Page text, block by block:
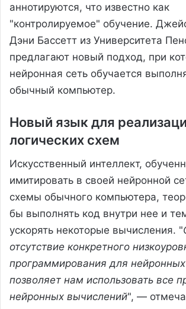
аннотируются, что известно как
"контролируемое" обучение.
Дэни Бассетт из Университета
предлагают новый подход, при
нейронная сеть обучается
обычный компьютер.
Новый язык для
логических схем
Искусственный интеллект,
имитировать в своей нейронной
схемы обычного компьютера,
бы выполнять код внутри нее и
ускорять некоторые вычисления. "
отсутствие конкретного
программирования для
позволяет нам использовать все
нейронных вычислений", —